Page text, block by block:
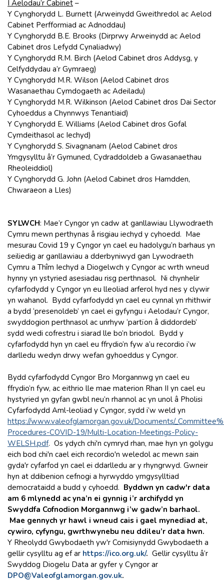
I Aelodau’r Cabinet –
Y Cynghorydd L. Burnett (Arweinydd Gweithredol ac Aelod
Cabinet Perfformiad ac Adnoddau)
Y Cynghorydd B.E. Brooks (Dirprwy Arweinydd ac Aelod
Cabinet dros Lefydd Cynaliadwy)
Y Cynghorydd R.M. Birch (Aelod Cabinet dros Addysg, y
Celfyddydau a’r Gymraeg)
Y Cynghorydd M.R. Wilson (Aelod Cabinet dros
Wasanaethau Cymdogaeth ac Adeiladu)
Y Cynghorydd M.R. Wilkinson (Aelod Cabinet dros Dai Sector
Cyhoeddus a Chynnwys Tenantiaid)
Y Cynghorydd E. Williams (Aelod Cabinet dros Gofal
Cymdeithasol ac Iechyd)
Y Cynghorydd S. Sivagnanam (Aelod Cabinet dros
Ymgysylltu â’r Gymuned, Cydraddoldeb a Gwasanaethau
Rheoleiddiol)
Y Cynghorydd G. John (Aelod Cabinet dros Hamdden,
Chwaraeon a Lles)
SYLWCH: Mae’r Cyngor yn cadw at ganllawiau Llywodraeth
Cymru mewn perthynas â risgiau iechyd y cyhoedd. Mae
mesurau Covid 19 y Cyngor yn cael eu hadolygu’n barhaus yn
seiliedig ar ganllawiau a dderbyniwyd gan Lywodraeth
Cymru a Thîm Iechyd a Diogelwch y Cyngor ac wrth wneud
hynny yn ystyried asesiadau risg perthnasol. Ni chynhelir
cyfarfodydd y Cyngor yn eu lleoliad arferol hyd nes y clywir
yn wahanol. Bydd cyfarfodydd yn cael eu cynnal yn rhithwir
a bydd ‘presenoldeb’ yn cael ei gyfyngu i Aelodau’r Cyngor,
swyddogion perthnasol ac unrhyw ‘partïon â diddordeb’
sydd wedi cofrestru i siarad lle bo’n briodol. Bydd y
cyfarfodydd hyn yn cael eu ffrydio’n fyw a’u recordio i’w
darlledu wedyn drwy wefan gyhoeddus y Cyngor.
Bydd cyfarfodydd Cyngor Bro Morgannwg yn cael eu
ffrydio’n fyw, ac eithrio lle mae materion Rhan II yn cael eu
hystyried yn gyfan gwbl neu’n rhannol ac yn unol â Pholisi
Cyfarfodydd Aml-leoliad y Cyngor, sydd i’w weld yn
https://www.valeofglamorgan.gov.uk/Documents/
Procedures-COVID-19/Multi-Location-Meetings-Policy-
WELSH.pdf. Os ydych chi'n cymryd rhan, mae hyn yn golygu
eich bod chi'n cael eich recordio'n weledol ac mewn sain
gyda'r cyfarfod yn cael ei ddarlledu ar y rhyngrwyd. Gwneir
hyn at ddibenion cefnogi a hyrwyddo ymgysylltiad
democrataidd a budd y cyhoedd. Byddwn yn cadw'r data
am 6 mlynedd ac yna’n ei gynnig i’r archifydd yn
Swyddfa Cofnodion Morgannwg i’w gadw’n barhaol.
Mae gennych yr hawl i wneud cais i gael mynediad at,
cywiro, cyfyngu, gwrthwynebu neu ddileu’r data hwn.
Y Rheolydd Gwybodaeth yw'r Comisiynydd Gwybodaeth a
gellir cysylltu ag ef ar https://ico.org.uk/. Gellir cysylltu â’r
Swyddog Diogelu Data ar gyfer y Cyngor ar
DPO@Valeofglamorgan.gov.uk.